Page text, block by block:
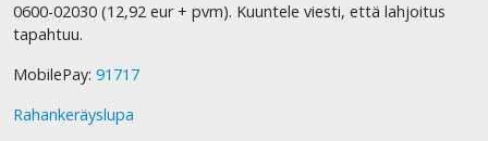
0600-02030 (12,92 eur + pvm). Kuuntele viesti, että lahjoitus
tapahtuu.
MobilePay: 91717
Rahankeräyslupa